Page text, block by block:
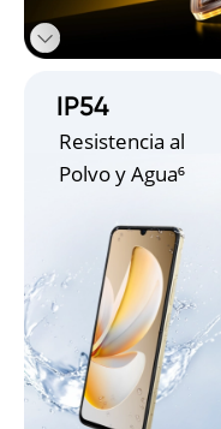
Resistencia al
Polvo y Agua⁶
IP54